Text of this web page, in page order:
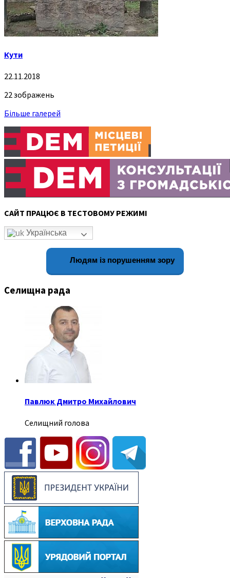
Кути
22.11.2018
22 зображень
Більше галерей
САЙТ ПРАЦЮЄ В ТЕСТОВОМУ РЕЖИМІ
Українська
Людям із порушенням зору
Селищна рада
Павлюк Дмитро Михайлович
Селищний голова